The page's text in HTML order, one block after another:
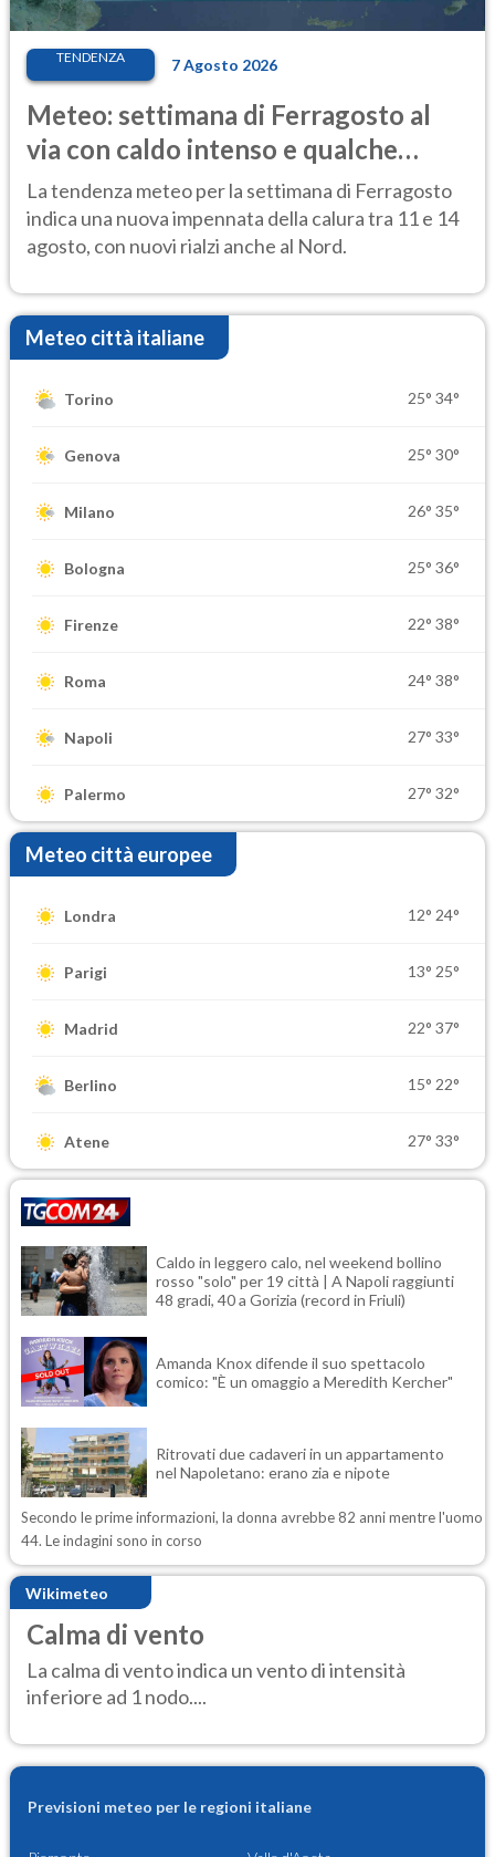
TENDENZA 7 Agosto 2026
Meteo: settimana di Ferragosto al
via con caldo intenso e qualche
temporale
La tendenza meteo per la settimana di Ferragosto
indica una nuova impennata della calura tra 11 e 14
agosto, con nuovi rialzi anche al Nord.
Meteo città italiane
Torino 25° 34°
Genova 25° 30°
Milano 26° 35°
Bologna 25° 36°
Firenze 22° 38°
Roma 24° 38°
Napoli 27° 33°
Palermo 27° 32°
Meteo città europee
Londra 12° 24°
Parigi 13° 25°
Madrid 22° 37°
Berlino 15° 22°
Atene 27° 33°
Caldo in leggero calo, nel weekend bollino
rosso "solo" per 19 città | A Napoli raggiunti
48 gradi, 40 a Gorizia (record in Friuli)
Amanda Knox difende il suo spettacolo
comico: "È un omaggio a Meredith Kercher"
Ritrovati due cadaveri in un appartamento
nel Napoletano: erano zia e nipote
Secondo le prime informazioni, la donna avrebbe 82 anni mentre l'uomo
44. Le indagini sono in corso
Wikimeteo
Calma di vento
La calma di vento indica un vento di intensità
inferiore ad 1 nodo....
Previsioni meteo per le regioni italiane